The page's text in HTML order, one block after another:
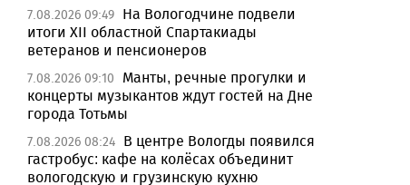
7.08.2026 09:49 На Вологодчине подвели
итоги XII областной Спартакиады
ветеранов и пенсионеров
7.08.2026 09:10
Манты, речные прогулки и
концерты музыкантов ждут гостей на Дне
города Тотьмы
7.08.2026 08:24 В центре Вологды появился
гастробус: кафе на колёсах объединит
вологодскую и грузинскую кухню